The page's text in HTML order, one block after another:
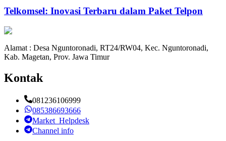
Telkomsel: Inovasi Terbaru dalam Paket Telpon
Alamat : Desa Nguntoronadi, RT24/RW04, Kec. Nguntoronadi,
Kab. Magetan, Prov. Jawa Timur
Kontak
081236106999
085386693666
Market_Helpdesk
Channel info